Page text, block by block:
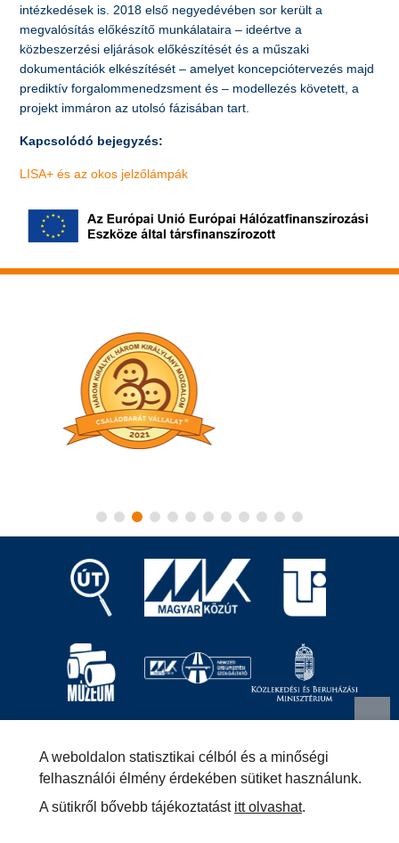
intézkedések is. 2018 első negyedévében sor került a
megvalósítás előkészítő munkálataira – ideértve a
közbeszerzési eljárások előkészítését és a műszaki
dokumentációk elkészítését – amelyet koncepciótervezés majd
prediktív forgalommenedzsment és – modellezés követett, a
projekt immáron az utolsó fázisában tart.
Kapcsolódó bejegyzés:
LISA+ és az okos jelzőlámpák
Elek utca 7-13.
+36 (1) 819-9000 info@kozut.hu
MKNZRT (KRID: 153207128) Hivatali Kapu
A weboldalon statisztikai célból és a minőségi
felhasználói élmény érdekében sütiket használunk.
A sütikről bővebb tájékoztatást itt olvashat.